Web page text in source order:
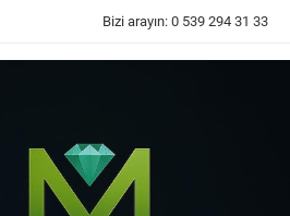
Bizi arayın: 0 539 294 31 33